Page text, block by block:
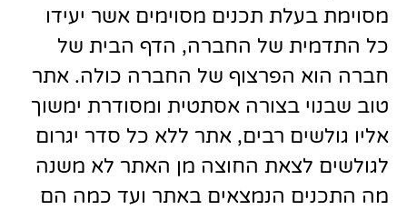
מסוימת בעלת תכנים מסוימים אשר יעידו
כל התדמית של החברה, הדף הבית של
חברה הוא הפרצוף של החברה כולה. אתר
טוב שבנוי בצורה אסתטית ומסודרת ימשוך
אליו גולשים רבים, אתר ללא כל סדר יגרום
לגולשים לצאת החוצה מן האתר לא משנה
מה התכנים הנמצאים באתר ועד כמה הם